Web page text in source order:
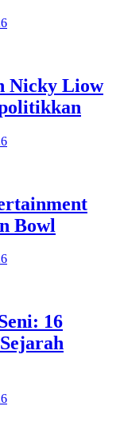
Nicky Liow
Bowl
16